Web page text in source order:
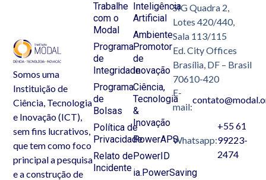
Somos uma
Instituição de
Ciência, Tecnologia
e Inovação (ICT),
sem fins lucrativos,
que tem como foco
principal a pesquisa
e a construção de
Inteligência
Artificial
Ambiente
Promotor
de
Inovação
Ciência,
Tecnologia
&
Inovação
PowerAPS
PowerID
ia.PowerSaving
Trabalhe
com o
Modal
Programa
de
Integridade
Programa
de
Bolsas
Política de
Privacidade
Relato de
Incidente
SIG Quadra 2,
Lotes 420/440,
Sala 113/115
Ed. City Offices
Brasília, DF – Brasil
70610-420
E-
mail:
Whatsapp:
+55 61
99223-
2474